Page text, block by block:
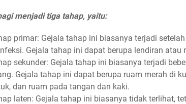
menjadi tiga tahap, yaitu:
primar: Gejala tahap ini biasanya terjadi
Gejala tahap ini dapat berupa lendiran
sekunder: Gejala tahap ini biasanya terjadi
Gejala tahap ini dapat berupa ruam merah di
dan ruam pada tangan dan kaki.
laten: Gejala tahap ini biasanya tidak terlihat,